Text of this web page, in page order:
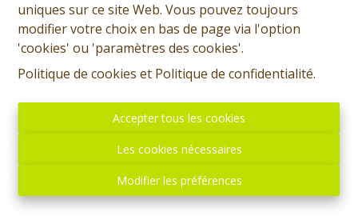
uniques sur ce site Web. Vous pouvez toujours
modifier votre choix en bas de page via l'option
'cookies' ou 'paramètres des cookies'.
Politique de cookies et Politique de confidentialité.
Accepter tous les cookies
Les cookies nécessaires
Modifier les préférences
Adresse